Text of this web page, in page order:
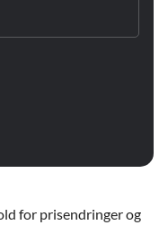
for prisendringer og